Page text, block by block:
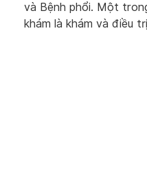
và Bệnh phổi. Một
khám là khám và điều